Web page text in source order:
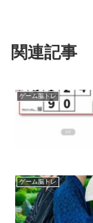
関連記事
ゲーム脳トレ
ゲーム脳トレ